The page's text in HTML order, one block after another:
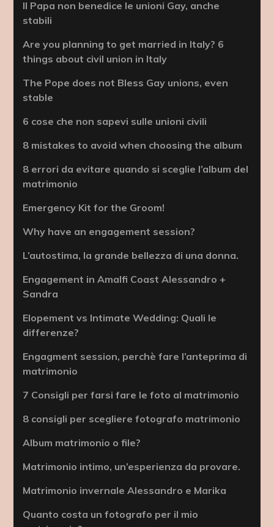
Il Papa non benedice le unioni Gay, anche
stabili
Are you planning to get married in Italy? 6
things about civil union in Italy
The Pope does not Bless Gay unions, even
stable
6 cose che non sapevi sulle unioni civili
8 mistakes to avoid when choosing the album
8 errori da evitare quando si sceglie l’album del
matrimonio
Emergency Kit for the Groom!
Why have an engagement session?
L’autostima, la grande bellezza di una donna.
Engagement in Amalfi Coast Alessandro +
Sandra
Elopement vs Intimate Wedding: Quali le
differenze?
Engagment session, perchè fare l’anteprima di
matrimonio
7 Consigli per farsi fare le foto al matrimonio
8 consigli per scegliere fotografo matrimonio
Album matrimonio o file?
Matrimonio intimo, un’esperienza da provare.
Matrimonio invernale Alessandro e Marika
Quanto costa un fotografo per il mio